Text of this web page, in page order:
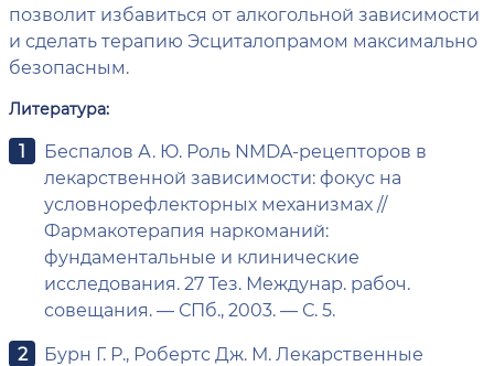
позволит избавиться от алкогольной зависимости
и сделать терапию Эсциталопрамом максимально
безопасным.
Литература:
Беспалов А. Ю. Роль NMDA-рецепторов в
лекарственной зависимости: фокус на
условнорефлекторных механизмах //
Фармакотерапия наркоманий:
фундаментальные и клинические
исследования. 27 Тез. Междунар. рабоч.
совещания. — СПб., 2003. — С. 5.
Бурн Г. Р., Робертс Дж. М. Лекарственные